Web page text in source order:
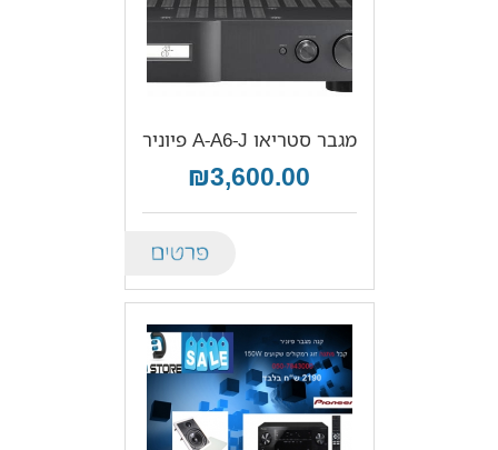
מגבר סטריאו A-A6-J פיוניר
₪3,600.00